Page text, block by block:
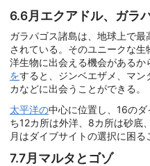
6.6月エクアドル、ガラ
ガラパゴス諸島は、地球上で
されている。そのユニークな
洋生物に出会える機会があるか
をすると、ジンベエザメ、マ
カなどに出会うことができる。
太平洋の中心に位置し、16の
ち12カ所は外洋、8カ所は砂底
月はダイブサイトの選択に困る
7.7月マルタとゴゾ